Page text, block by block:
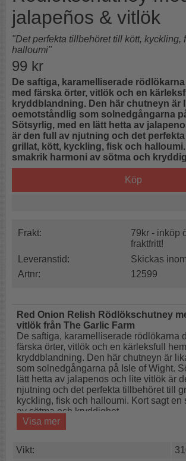
jalapeños & vitlök
"Det perfekta tillbehöret till kött, kyckling,
halloumi"
99 kr
De saftiga, karamelliserade
med färska örter, vitlök och en
kryddblandning. Den här chutneyn är
oemotståndlig som solnedgångarna
Sötsyrlig, med en lätt hetta av
är den full av njutning och det perfekta
grillat, kött, kyckling, fisk och
smakrik harmoni av sötma och
Köp
Frakt:
79kr - inköp
fraktfritt!
Leveranstid:
Skickas
Artnr:
12599
Red Onion Relish Rödlökschutney
vitlök från The Garlic Farm
De saftiga, karamelliserade rödlökarna
färska örter, vitlök och en kärleksfull
kryddblandning. Den här chutneyn är
som solnedgångarna på Isle of Wight.
lätt hetta av jalapenos och lite vitlök är
njutning och det perfekta tillbehöret till
kyckling, fisk och halloumi. Kort sagt en
av sötma och kryddighet.
Red Onion Relishi är en mångsidig
gourmet-touch eller använd den som en
Visa mer
Vikt: